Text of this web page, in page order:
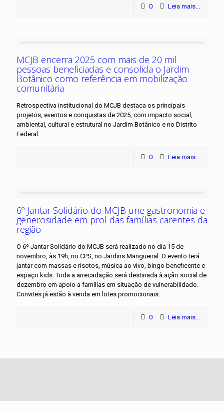
0 Leia mais...
MCJB encerra 2025 com mais de 20 mil
pessoas beneficiadas e consolida o Jardim
Botânico como referência em mobilização
comunitária
Retrospectiva institucional do MCJB destaca os principais
projetos, eventos e conquistas de 2025, com impacto social,
ambiental, cultural e estrutural no Jardim Botânico e no Distrito
Federal.
0 Leia mais...
6º Jantar Solidário do MCJB une gastronomia e
generosidade em prol das famílias carentes da
região
O 6º Jantar Solidário do MCJB será realizado no dia 15 de
novembro, às 19h, no CPS, no Jardins Mangueiral. O evento terá
jantar com massas e risotos, música ao vivo, bingo beneficente e
espaço kids. Toda a arrecadação será destinada à ação social de
dezembro em apoio a famílias em situação de vulnerabilidade.
Convites já estão à venda em lotes promocionais.
0 Leia mais...